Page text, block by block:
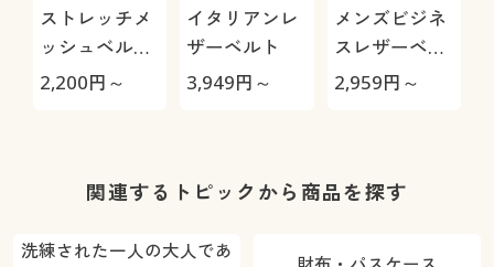
ストレッチメ
ッシュベルト/
穴あけ不要 編
2,200円～
イタリアンレ
ザーベルト
3,949円～
メンズビジネ
スレザーベル
ト(ルチアーノ
2,959円～
関連するトピックから商品を探す
洗練された一人の大人であ